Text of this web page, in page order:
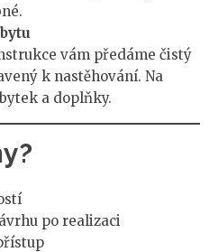
vám předáme čistý
k nastěhování. Na
a doplňky.
po realizaci